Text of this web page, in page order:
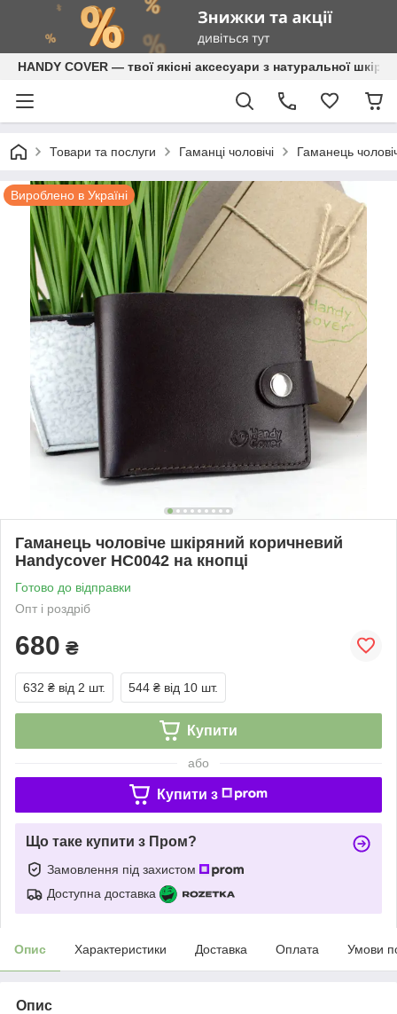
HANDY COVER — твої якісні аксесуари з натуральної шкіри
Товари та послуги Гаманці чоловічі Гаманець
Вироблено в Україні
Гаманець чоловіче шкіряний коричневий
Handycover HC0042 на кнопці
Готово до відправки
Опт і роздріб
680 ₴
632 ₴ від 2 шт. 544 ₴ від 10 шт.
Купити
або
Купити з
Що таке купити з Пром?
Замовлення під захистом
Доступна доставка
Опис Характеристики Доставка Оплата Умови
Опис